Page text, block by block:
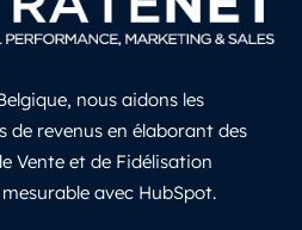
nous aidons les
de revenus en élaborant des
Vente et de Fidélisation
avec HubSpot.